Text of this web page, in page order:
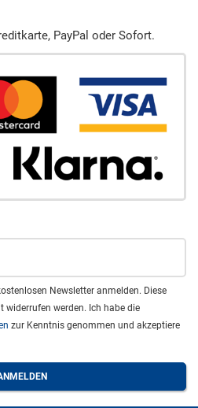
PayPal oder Sofort.
Newsletter anmelden. Diese
widerrufen werden. Ich habe die
zur Kenntnis genommen und akzeptiere